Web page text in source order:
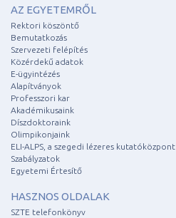
AZ EGYETEMRŐL
Rektori köszöntő
Bemutatkozás
Szervezeti felépítés
Közérdekű adatok
E-ügyintézés
Alapítványok
Professzori kar
Akadémikusaink
Díszdoktoraink
Olimpikonjaink
ELI-ALPS, a szegedi lézeres kutatóközpont
Szabályzatok
Egyetemi Értesítő
HASZNOS OLDALAK
SZTE telefonkönyv